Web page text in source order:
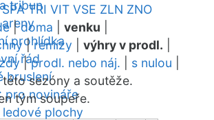
tribun
areny
prohlídka
řád
bruslení
pro novináře
ledové plochy
SPA TRI VIT VSE ZLN ZNO
|doma venku
|remízy výhry v prodl.
|prodl. nebo náj. s nulou
této sezóny a soutěže.
tým soupeře.